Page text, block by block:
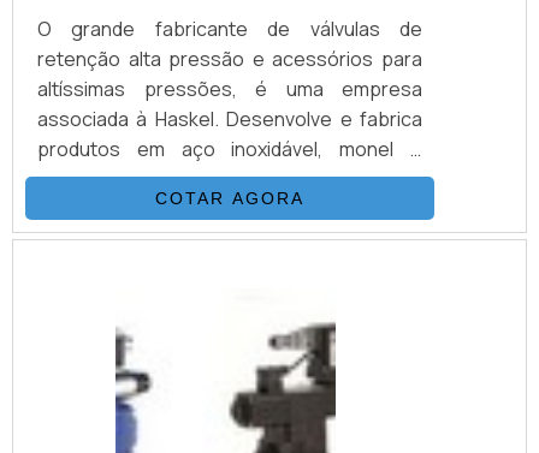
O grande fabricante de válvulas de
retenção alta pressão e acessórios para
altíssimas pressões, é uma empresa
associada à Haskel. Desenvolve e fabrica
produtos em aço inoxidável, monel e
hasteloy, seus principais ítens são válvulas
esfera, agulha, retenção, tubos conexões
e niple. Também fornece equipamentos
sistemas hidráulicos, equipamentos e
sistemas para gases e aplicações para
Sub-Sea.VANTAGENS BÁSICAS SOBRE O
COTAR AGORA